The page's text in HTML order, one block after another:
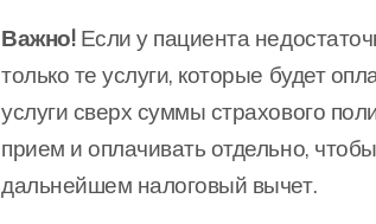
Важно!Если у пациента
только те услуги, которые будет
услуги сверх суммы страхового
прием и оплачивать отдельно,
дальнейшем налоговый вычет.